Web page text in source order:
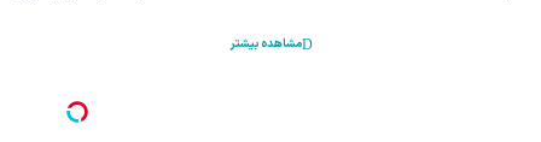
مشاهده بیشتر